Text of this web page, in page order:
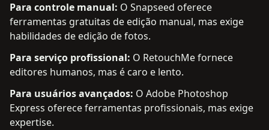
Para controle manual: O Snapseed oferece
ferramentas gratuitas de edição manual, mas exige
habilidades de edição de fotos.
Para serviço profissional: O RetouchMe fornece
editores humanos, mas é caro e lento.
Para usuários avançados: O Adobe Photoshop
Express oferece ferramentas profissionais, mas exige
expertise.